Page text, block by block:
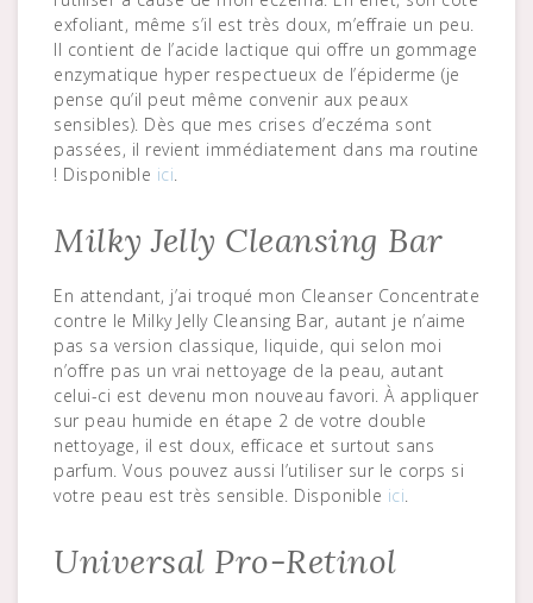
exfoliant, même s’il est très doux, m’effraie un peu.
Il contient de l’acide lactique qui offre un gommage
enzymatique hyper respectueux de l’épiderme (je
pense qu’il peut même convenir aux peaux
sensibles). Dès que mes crises d’eczéma sont
passées, il revient immédiatement dans ma routine
! Disponible ici
Milky Jelly Cleansing Bar
En attendant, j’ai troqué mon Cleanser Concentrate
contre le Milky Jelly Cleansing Bar, autant je n’aime
pas sa version classique, liquide, qui selon moi
n’offre pas un vrai nettoyage de la peau, autant
celui-ci est devenu mon nouveau favori. À appliquer
sur peau humide en étape 2 de votre double
nettoyage, il est doux, efficace et surtout sans
parfum. Vous pouvez aussi l’utiliser sur le corps si
votre peau est très sensible. Disponible ici
Universal Pro-Retinol